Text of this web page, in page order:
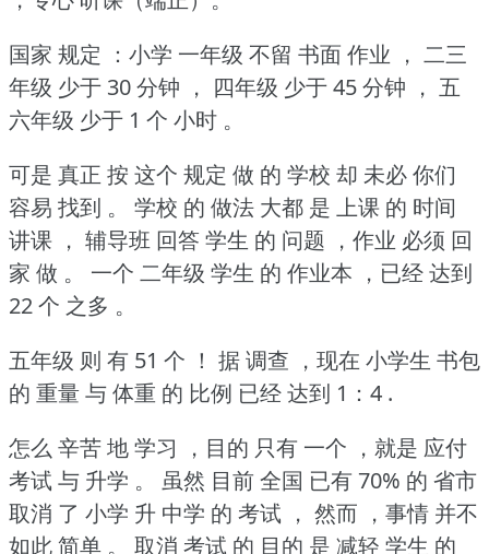
国家 规定 ：小学 一年级 不留 书面 作业 ， 二三
年级 少于 30 分钟 ， 四年级 少于 45 分钟 ， 五
六年级 少于 1 个 小时 。
可是 真正 按 这个 规定 做 的 学校 却 未必 你们
容易 找到 。
学校 的 做法 大都 是 上课 的 时间
讲课 ， 辅导班 回答 学生 的 问题 ，作业 必须 回
家 做 。
一个 二年级 学生 的 作业本 ，已经 达到
22 个 之多 。
五年级 则 有 51 个 ！ 据 调查 ，现在 小学生 书包
的 重量 与 体重 的 比例 已经 达到 1：4 .
怎么 辛苦 地 学习 ，目的 只有 一个 ，就是 应付
考试 与 升学 。
虽然 目前 全国 已有 70% 的 省市
取消 了 小学 升 中学 的 考试 ， 然而 ，事情 并不
如此 简单 。
取消 考试 的 目的 是 减轻 学生 的